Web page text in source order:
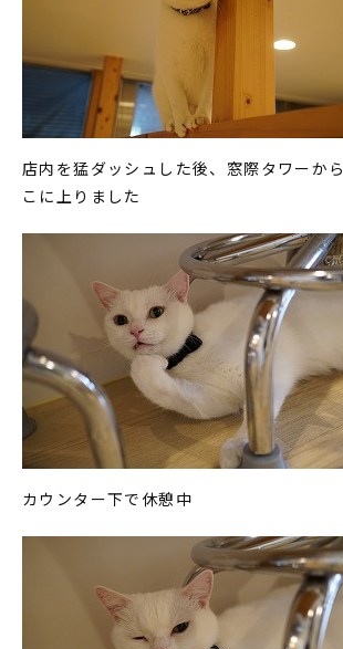
店内を猛ダッシュした後、窓際タワーか
こに上りました
カウンター下で休憩中